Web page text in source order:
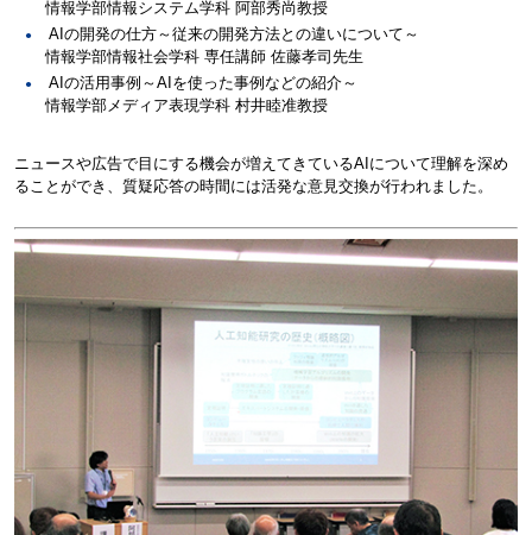
情報学部情報システム学科 阿部秀尚教授
AIの開発の仕方～従来の開発方法との違いについて～
情報学部情報社会学科 専任講師 佐藤孝司先生
AIの活用事例～AI を使った事例などの紹介～
情報学部メディア表現学科 村井睦准教授
ニュースや広告で目にする機会が増えてきているAI について理解を深め
ることができ、質疑応答の時間には活発な意見交換が行われました。